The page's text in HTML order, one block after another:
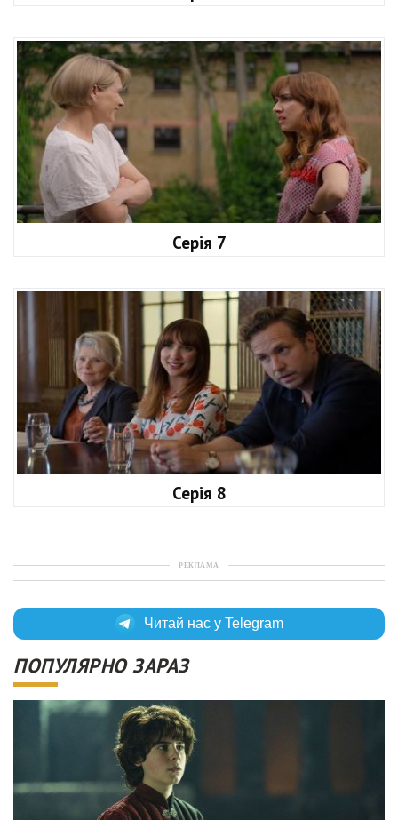
Серія 7
Серія 8
РЕКЛАМА
Читай нас у Telegram
ПОПУЛЯРНО ЗАРАЗ